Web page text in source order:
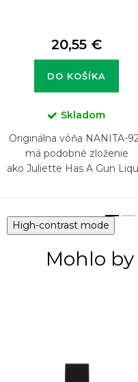
20,55 €
DO KOŠÍKA
Skladom
Originálna vôňa NANITA-
má podobné zloženie
ako Juliette Has A Gun
High-contrast mode
Mohlo